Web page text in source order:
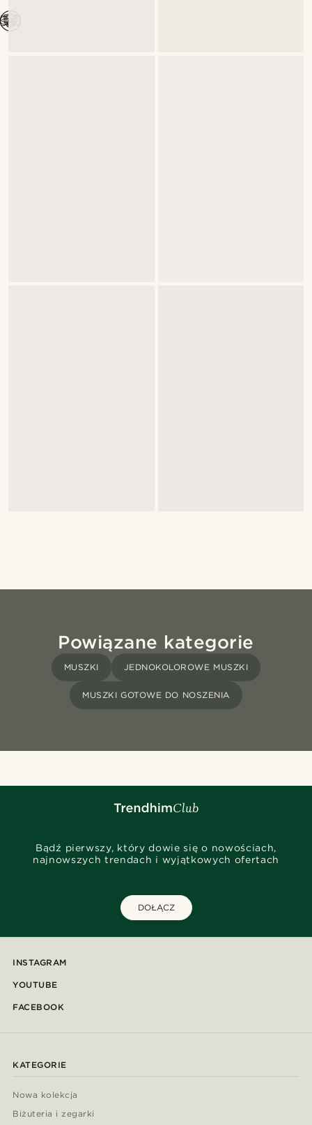
Powiązane kategorie
MUSZKI JEDNOKOLOROWE MUSZKI
MUSZKI GOTOWE DO NOSZENIA
Bądź pierwszy, który dowie się o nowościach,
najnowszych trendach i wyjątkowych ofertach
DOŁĄCZ
INSTAGRAM
YOUTUBE
FACEBOOK
KATEGORIE
Nowa kolekcja
Biżuteria i zegarki